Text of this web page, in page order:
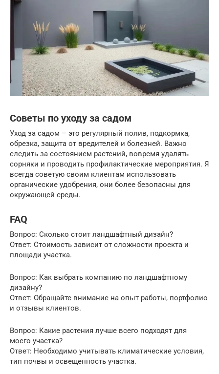
Советы по уходу за садом
Уход за садом – это регулярный полив, подкормка,
обрезка, защита от вредителей и болезней. Важно
следить за состоянием растений, вовремя удалять
сорняки и проводить профилактические мероприятия. Я
всегда советую своим клиентам использовать
органические удобрения, они более безопасны для
окружающей среды.
FAQ
Вопрос: Сколько стоит ландшафтный дизайн?
Ответ: Стоимость зависит от сложности проекта и
площади участка.
Вопрос: Как выбрать компанию по ландшафтному
дизайну?
Ответ: Обращайте внимание на опыт работы, портфолио
и отзывы клиентов.
Вопрос: Какие растения лучше всего подходят для
моего участка?
Ответ: Необходимо учитывать климатические условия,
тип почвы и освещенность участка.